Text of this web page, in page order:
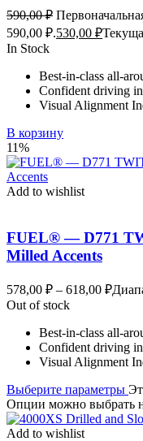
590,00₽
590,00 ₽.530,00 ₽
In Stock
Best-in-class all-
Confident driving
Visual Alignment
В корзину
11%
Add to wishlist
FUEL® — D771
Milled Accents
578,00 ₽ – 618,00 ₽
Out of stock
Best-in-class all-
Confident driving
Visual Alignment
Выберите параметры
Опции можно выбрать
Add to wishlist